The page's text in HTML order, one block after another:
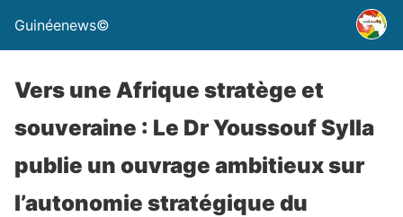
Guinéenews©
Vers une Afrique stratège et
souveraine : Le Dr Youssouf Sylla
publie un ouvrage ambitieux sur
l’autonomie stratégique du